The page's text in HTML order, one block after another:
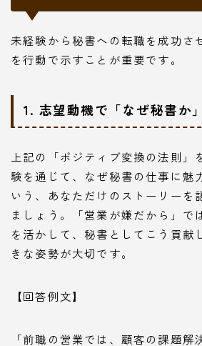
未経験から秘書への転職を成功さ
を行動で示すことが重要です。
1. 志望動機で「なぜ秘書か
上記の「ポジティブ変換の法則」
験を通じて、なぜ秘書の仕事に魅
いう、あなただけのストーリーを
ましょう。「営業が嫌だから」で
を活かして、秘書としてこう貢献
きな姿勢が大切です。
【回答例文】
「前職の営業では、顧客の課題解